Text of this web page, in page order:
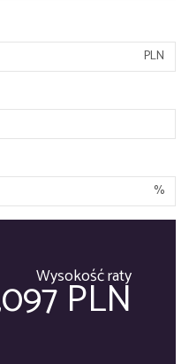
PLN
%
Wysokość raty
PLN